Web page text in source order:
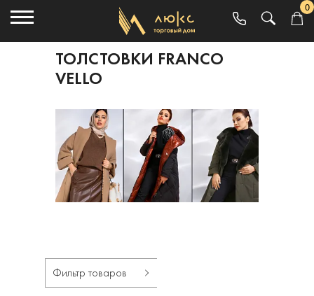
0
ТОЛСТОВКИ FRANCO
VELLO
Фильтр товаров